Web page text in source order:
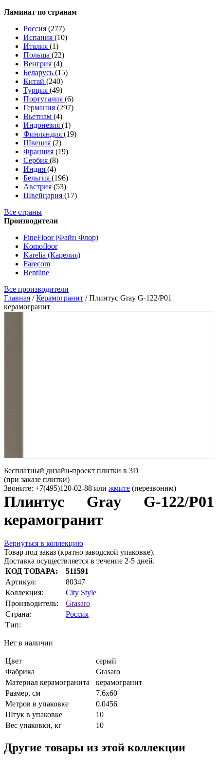
Ламинат по странам
Россия (277)
Испания (10)
Италия (1)
Польша (22)
Венгрия (4)
Беларусь (15)
Китай (240)
Турция (49)
Португалия (6)
Германия (297)
Вьетнам (4)
Индонезия (1)
Финляндия (19)
Швеция (2)
Франция (19)
Сербия (8)
Индия (4)
Бельгия (196)
Австрия (53)
Швейцария (17)
Все страны
Производители
FineFloor (Файн Флор)
Komofloor
Karelia (Карелия)
Farecom
Bentline
Все производители
Главная /Керамогранит /Плинтус Gray G-122/P01
керамогранит
Бесплатный дизайн-проект плитки в 3D
(при заказе плитки)
Звоните: +7(495)120-02-88 или жмите (перезвоним)
Плинтус Gray G-122/P01
керамогранит
Вернуться в коллекцию
Товар под заказ (кратно заводской упаковке).
Доставка осуществляется в течение 2-5 дней.
КОД ТОВАРА:
511591
Артикул:
80347
Коллекция:
City Style
Производитель:
Grasaro
Страна:
Россия
Тип:
Нет в наличии
Цвет
серый
Фабрика
Grasaro
Материал керамогранита
керамогранит
Размер, см
7.6х60
Метров в упаковке
0.0456
Штук в упаковке
10
Вес упаковки, кг
10
Другие товары из этой коллекции